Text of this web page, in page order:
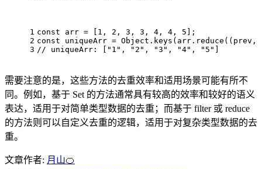
1
2
3
const arr = [ 1 , 2 , 3 , 3 , 4 , 4 , 5 ];
const uniqueArr = Object . keys (arr. reduce ( ( prev,
// uniqueArr: ["1", "2", "3", "4", "5"]
需要注意的是，这些方法的去重效率和适用场景可能有所不
同。例如，基于 Set 的方法通常具有较高的效率和较好的语义
表达，适用于对简单类型数据的去重；而基于 filter 或 reduce
的方法则可以自定义去重的逻辑，适用于对复杂类型数据的去
重。
文章作者: 月山🍊